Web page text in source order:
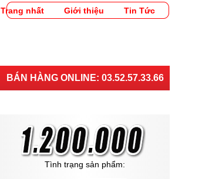
Trang nhất Giới thiệu Tin Tức
BÁN HÀNG ONLINE: 03.52.57.33.66
Tình trạng sản phẩm: